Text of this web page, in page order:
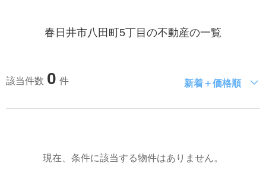
春日井市八田町5丁目の不動産の一覧
該当件数 0 件 新着＋価格順
現在、条件に該当する物件はありません。